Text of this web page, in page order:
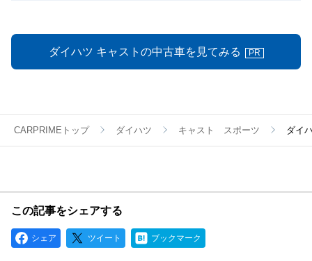
ダイハツ キャストの中古車を見てみる PR
CARPRIMEトップ ダイハツ キャスト スポーツ ダイ
この記事をシェアする
シェア ツイート ブックマーク